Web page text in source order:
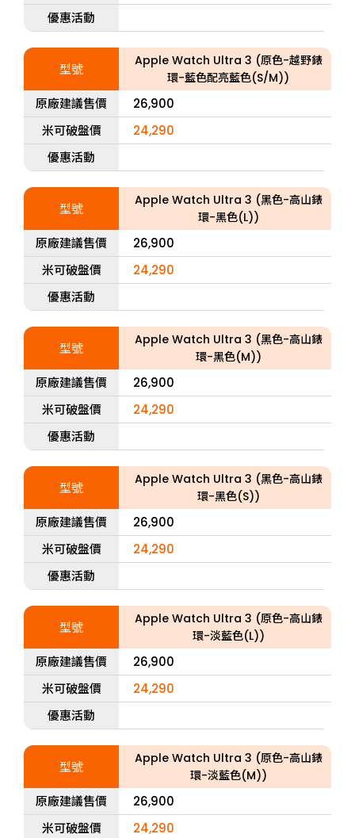
優惠活動
型號
Apple Watch Ultra 3 (原色-越野錶
環-藍色配亮藍色(S/M))
原廠建議售價
26,900
米可破盤價
24,290
優惠活動
型號
Apple Watch Ultra 3 (黑色-高山錶
環-黑色(L))
原廠建議售價
26,900
米可破盤價
24,290
優惠活動
型號
Apple Watch Ultra 3 (黑色-高山錶
環-黑色(M))
原廠建議售價
26,900
米可破盤價
24,290
優惠活動
型號
Apple Watch Ultra 3 (黑色-高山錶
環-黑色(S))
原廠建議售價
26,900
米可破盤價
24,290
優惠活動
型號
Apple Watch Ultra 3 (原色-高山錶
環-淡藍色(L))
原廠建議售價
26,900
米可破盤價
24,290
優惠活動
型號
Apple Watch Ultra 3 (原色-高山錶
環-淡藍色(M))
原廠建議售價
26,900
米可破盤價
24,290